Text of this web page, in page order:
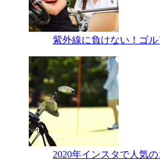
紫外線に負けない！ゴ
2020年インスタで人気